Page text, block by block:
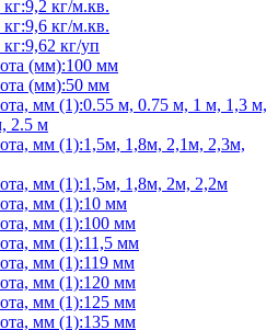
кг/м.кв.
кг/м.кв.
кг/уп
(мм):100 мм
(мм):50 мм
мм (1):0.55 м, 0.75 м, 1 м, 1,3 м,
2.5 м
мм (1):1,5м, 1,8м, 2,1м, 2,3м,
мм (1):1,5м, 1,8м, 2м, 2,2м
мм (1):10 мм
мм (1):100 мм
мм (1):11,5 мм
мм (1):119 мм
мм (1):120 мм
мм (1):125 мм
мм (1):135 мм